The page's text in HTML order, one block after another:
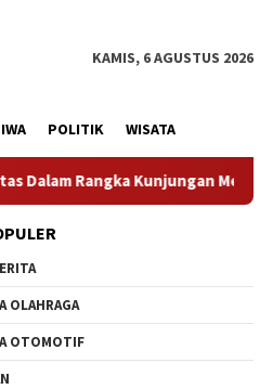
KAMIS, 6 AGUSTUS 2026
POLITIK WISATA
Pertahanan RI
OLAHRAGA
OTOMOTIF